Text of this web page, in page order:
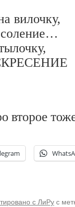
вилочку,
второе
с ЛиРус